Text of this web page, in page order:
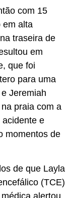
com 15
em alta
traseira de
em
que foi
para uma
Jeremiah
praia com a
e
momentos de
de que Layla
(TCE)
alertou